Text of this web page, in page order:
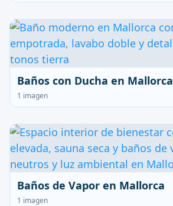
Baños con Ducha en Mallorca
1 imagen
Baños de Vapor en Mallorca
1 imagen